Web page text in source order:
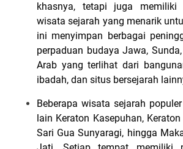
khasnya, tetapi juga memiliki
wisata sejarah yang menarik
ini menyimpan berbagai
perpaduan budaya Jawa,
Arab yang terlihat dari
ibadah, dan situs bersejarah
Beberapa wisata sejarah
lain Keraton Kasepuhan,
Sari Gua Sunyaragi, hingga